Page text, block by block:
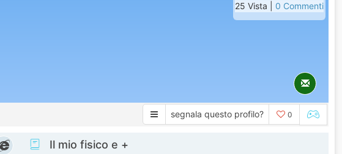
25 Vista | 0 Commenti
segnala questo profilo? 0
Il mio fisico e +